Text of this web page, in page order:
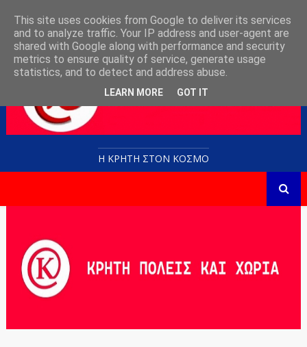
Η ΚΡΗΤΗ ΣΤΟN KOΣΜΟ
This site uses cookies from Google to deliver its services
and to analyze traffic. Your IP address and user-agent are
shared with Google along with performance and security
metrics to ensure quality of service, generate usage
statistics, and to detect and address abuse.
LEARN MORE GOT IT